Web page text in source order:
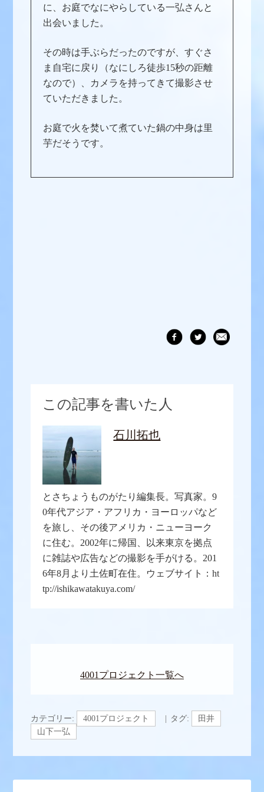
に、お庭でなにやらしている一弘さんと
出会いました。
その時は手ぶらだったのですが、すぐさ
ま自宅に戻り（なにしろ徒歩15秒の距離
なので）、カメラを持ってきて撮影させ
ていただきました。
お庭で火を焚いて煮ていた鍋の中身は里
芋だそうです。
この記事を書いた人
石川拓也
とさちょうものがたり編集長。写真家。9
0年代アジア・アフリカ・ヨーロッパなど
を旅し、その後アメリカ・ニューヨーク
に住む。2002年に帰国、以来東京を拠点
に雑誌や広告などの撮影を手がける。201
6年8月より土佐町在住。ウェブサイト：ht
tp://ishikawatakuya.com/
4001プロジェクト一覧へ
カテゴリー: 4001プロジェクト タグ:
田井
山下一弘